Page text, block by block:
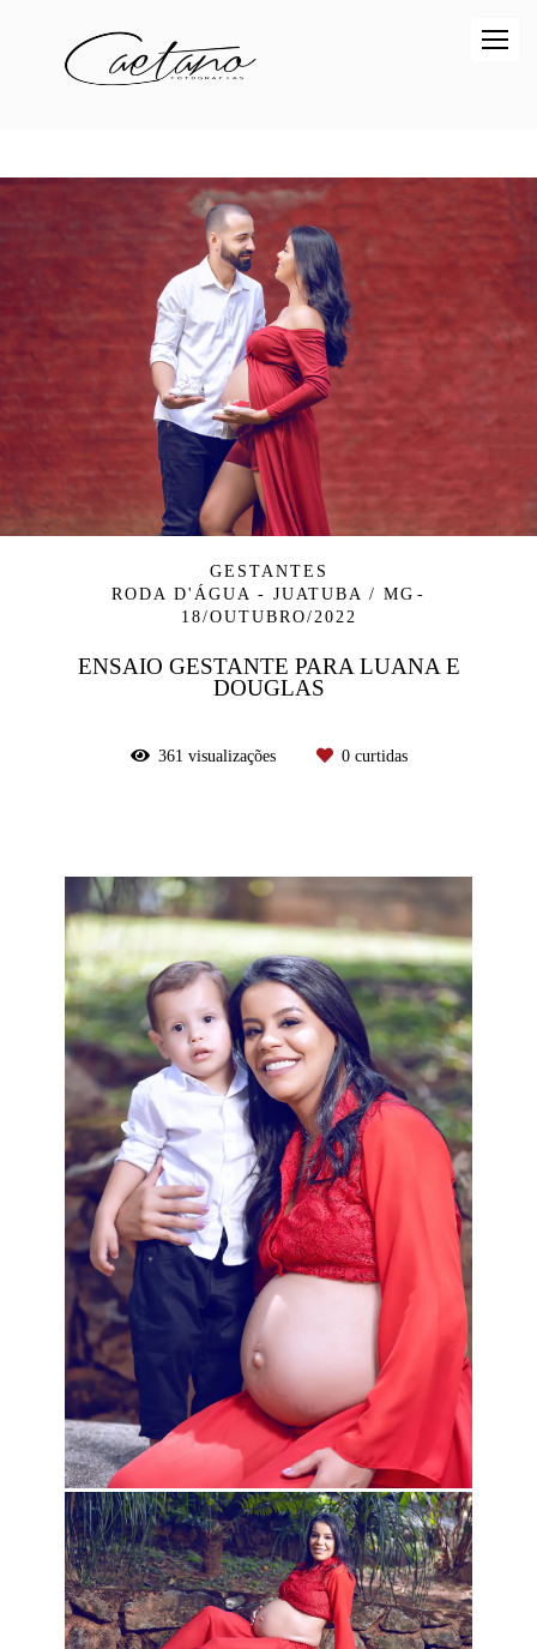
GESTANTES
RODA D'ÁGUA - JUATUBA / MG
18/OUTUBRO/2022
ENSAIO GESTANTE PARA LUANA E
DOUGLAS
361 visualizações 0curtidas